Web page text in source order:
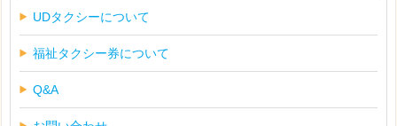
UDタクシーについて
福祉タクシー券について
Q&A